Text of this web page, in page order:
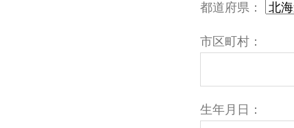
都道府県：
市区町村：
生年月日：